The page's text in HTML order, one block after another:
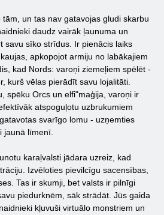
un tas nav gatavojas gludi skarbu
daudz vairāk ļaunuma un
savu sīko strīdus. Ir pienācis laiks
apkopojot armiju no labākajiem
kad Nords: varoņi ziemeļiem spēlēt -
kurš vēlas pierādīt savu lojalitāti.
spēku Orcs un elfi"maģija, varoņi ir
atspoguļotu uzbrukumiem
svarīgo lomu - uzņemties
jaunā līmenī.
karaļvalsti jādara uzreiz, kad
Izvēloties pievilcīgu sacensības,
Tas ir skumji, bet valsts ir pilnīgi
piedurknēm, sāk strādāt. Jūs gaida
kļuvuši virtuālo monstriem un